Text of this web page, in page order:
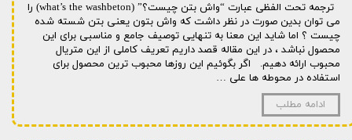
ترجمه تحت الفظی عبارت “واش بتن چیست؟” (what’s the washbeton) را
می توان بدین صورت در نظر داشت که واش بتون یعنی بتن شسته شده
چیست ؟ اما شاید این معنا به تنهایی توصیف جامع و مناسبی برای این
محصول نباشد ، در این مقاله قصد داریم تعریف کاملی از این متریال
محبوب ارائه دهیم. اگر بگوئیم این روزها محبوب ترین محصول برای
استفاده در محوطه ها علی …
ادامه مطلب